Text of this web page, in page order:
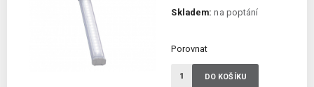
Skladem: na poptání
Porovnat
DO KOŠÍKU